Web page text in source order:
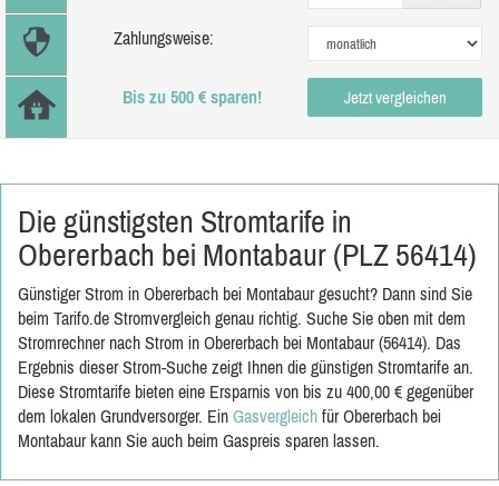
Zahlungsweise:
Bis zu 500 € sparen! Jetzt vergleichen
Die günstigsten Stromtarife in
Obererbach bei Montabaur (PLZ 56414)
Günstiger Strom in Obererbach bei Montabaur gesucht? Dann sind Sie
beim Tarifo.de Stromvergleich genau richtig. Suche Sie oben mit dem
Stromrechner nach Strom in Obererbach bei Montabaur (56414). Das
Ergebnis dieser Strom-Suche zeigt Ihnen die günstigen Stromtarife an.
Diese Stromtarife bieten eine Ersparnis von bis zu 400,00 € gegenüber
dem lokalen Grundversorger. Ein Gasvergleich für Obererbach bei
Montabaur kann Sie auch beim Gaspreis sparen lassen.